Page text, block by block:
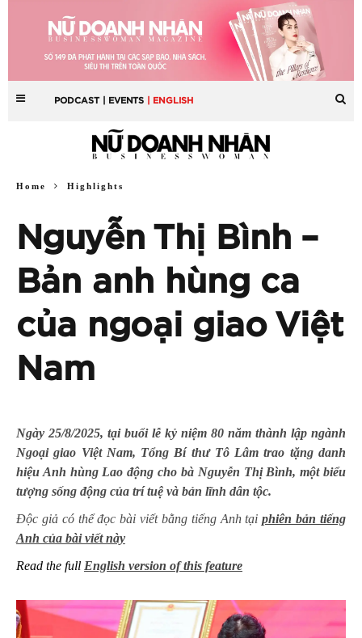
PODCAST | EVENTS | ENGLISH
Home Highlights
Nguyễn Thị Bình –
Bản anh hùng ca
của ngoại giao Việt
Nam
Ngày 25/8/2025, tại buổi lễ kỷ niệm 80 năm thành lập ngành
Ngoại giao Việt Nam, Tổng Bí thư Tô Lâm trao tặng danh
hiệu Anh hùng Lao động cho bà Nguyễn Thị Bình, một biểu
tượng sống động của trí tuệ và bản lĩnh dân tộc.
Độc giả có thể đọc bài viết bằng tiếng Anh tạiphiên bản tiếng
Anh của bài viết này
Read the full English version of this feature